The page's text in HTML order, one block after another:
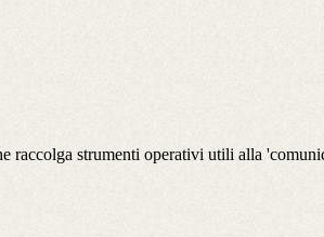
raccolga strumenti operativi utili alla